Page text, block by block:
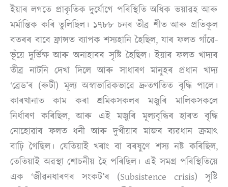
ইয়াৰ লগতে প্ৰাকৃতিক দুৰ্যোগে পৰিস্থিতি অধিক ভয়াৱহ আৰু
মৰ্মান্তিক কৰি তুলিছিল। ১৭৮৮ চনৰ তীব্ৰ শীত আৰু প্ৰতিকূল
বতৰৰ বাবে ফ্ৰান্সত ব্যাপক শস্যহানি হৈছিল, যাৰ ফলত গাঁৱে-
ভূঁয়ে দুৰ্ভিক্ষ আৰু অনাহাৰৰ সৃষ্টি হৈছিল। ইয়াৰ ফলত খাদ্যৰ
তীব্ৰ নাটনি দেখা দিলে আৰু সাধাৰণ মানুহৰ প্ৰধান খাদ্য
‘ব্ৰেড’ৰ (ৰুটী) মূল্য অস্বাভাৱিকভাৱে দ্ৰুতগতিত বৃদ্ধি পালে।
কাৰখানাত কাম কৰা শ্ৰমিকসকলৰ মজুৰি মালিকসকলে
নিৰ্ধাৰণ কৰিছিল, আৰু এই মজুৰি মূল্যবৃদ্ধিৰ হাৰত বৃদ্ধি
নোহোৱাৰ ফলত ধনী আৰু দুখীয়াৰ মাজৰ ব্যৱধান ক্ৰমাৎ
বাঢ়ি গৈছিল। যেতিয়াই খৰাং বা বৰষুণে শস্য নষ্ট কৰিছিল,
তেতিয়াই অৱস্থা শোচনীয় হৈ পৰিছিল। এই সমগ্ৰ পৰিস্থিতিয়ে
এক ‘জীৱনধাৰণৰ সংকট’ৰ (Subsistence crisis) সৃষ্টি